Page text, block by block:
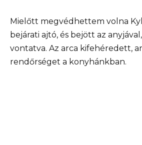
Mielőtt megvédhettem volna
bejárati ajtó, és bejött az
vontatva. Az arca kifehéredett,
rendőrséget a konyhánkban.